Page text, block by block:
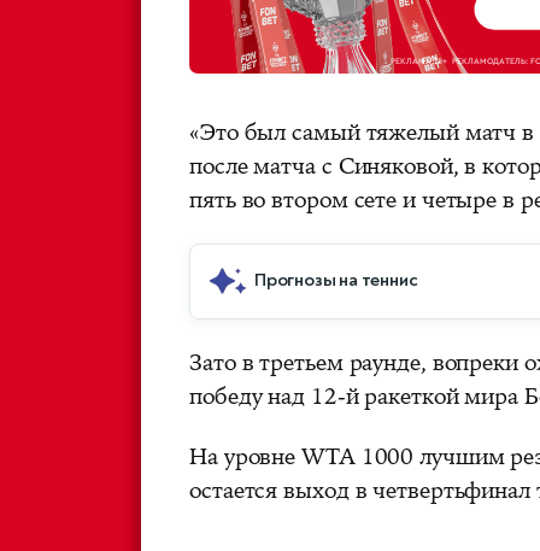
«Это был самый тяжелый матч в
после матча с Синяковой, в
пять во втором сете и четыре в
Прогнозы на теннис
Зато в третьем раунде,
победу над 12-й ракеткой
На уровне WTA 1000 лучшим
остается выход в